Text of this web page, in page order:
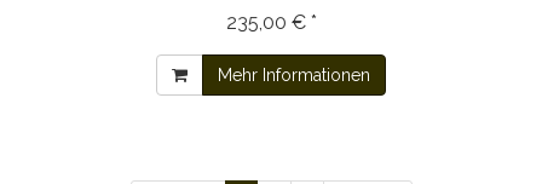
235,00 € *
Mehr Informationen